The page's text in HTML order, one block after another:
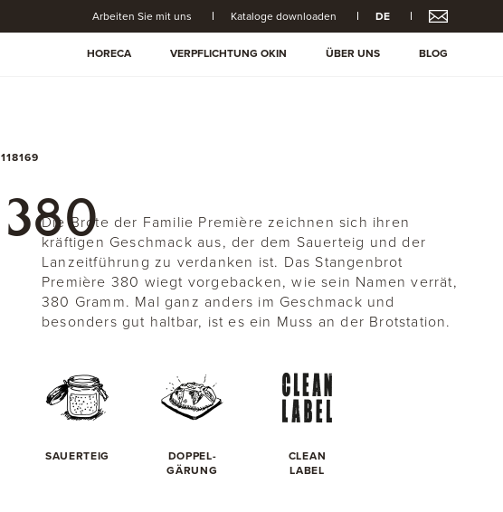
Arbeiten Sie mit uns Kataloge downloaden DE
HORECA VERPFLICHTUNG OKIN ÜBER UNS BLOG
Die Brote der Familie Première zeichnen sich ihren
kräftigen Geschmack aus, der dem Sauerteig und der
Lanzeitführung zu verdanken ist. Das Stangenbrot
Première 380 wiegt vorgebacken, wie sein Namen verrät,
380 Gramm. Mal ganz anders im Geschmack und
besonders gut haltbar, ist es ein Muss an der Brotstation.
SAUERTEIG
DOPPEL-
GÄRUNG
CLEAN
LABEL